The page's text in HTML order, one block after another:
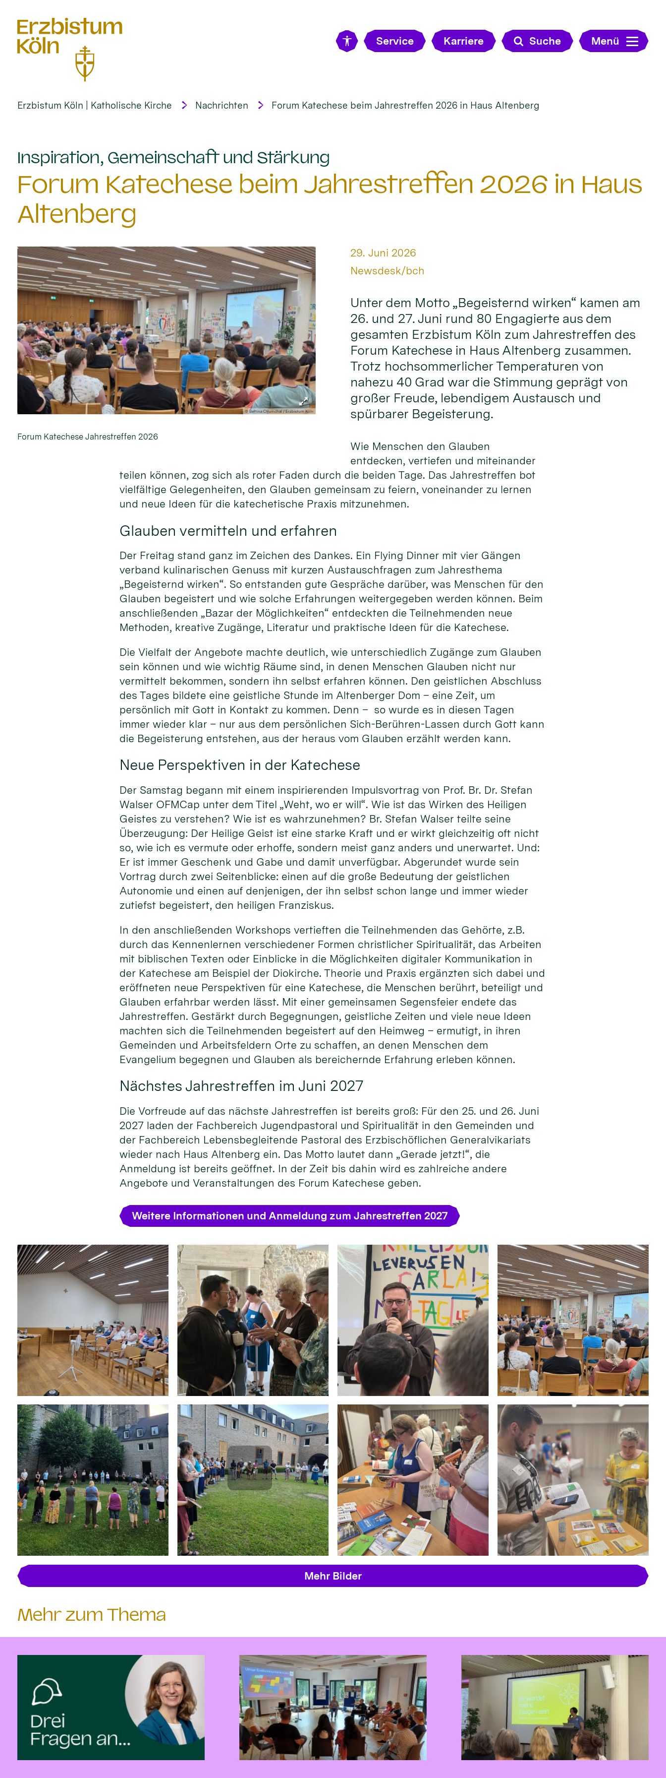
Service Karriere Suche Menü
Erzbistum Köln | Katholische Kirche Nachrichten Forum Katechese beim Jahrestreffen 2026 in Haus Altenberg
Inspiration, Gemeinschaft und Stärkung
Forum Katechese beim Jahrestreffen 2026 in Haus
Altenberg
© Bettina Chumchal / Erzbistum Köln
Forum Katechese Jahrestreffen 2026
Datum:
29. Juni 2026
Von:
Newsdesk/bch
Unter dem Motto „Begeisternd wirken“ kamen am
26. und 27. Juni rund 80 Engagierte aus dem
gesamten Erzbistum Köln zum Jahrestreffen des
Forum Katechese in Haus Altenberg zusammen.
Trotz hochsommerlicher Temperaturen von
nahezu 40 Grad war die Stimmung geprägt von
großer Freude, lebendigem Austausch und
spürbarer Begeisterung.
Wie Menschen den Glauben
entdecken, vertiefen und miteinander
teilen können, zog sich als roter Faden durch die beiden Tage. Das Jahrestreffen bot
vielfältige Gelegenheiten, den Glauben gemeinsam zu feiern, voneinander zu lernen
und neue Ideen für die katechetische Praxis mitzunehmen.
Glauben vermitteln und erfahren
Der Freitag stand ganz im Zeichen des Dankes. Ein Flying Dinner mit vier Gängen
verband kulinarischen Genuss mit kurzen Austauschfragen zum Jahresthema
„Begeisternd wirken“. So entstanden gute Gespräche darüber, was Menschen für den
Glauben begeistert und wie solche Erfahrungen weitergegeben werden können. Beim
anschließenden „Bazar der Möglichkeiten“ entdeckten die Teilnehmenden neue
Methoden, kreative Zugänge, Literatur und praktische Ideen für die Katechese.
Die Vielfalt der Angebote machte deutlich, wie unterschiedlich Zugänge zum Glauben
sein können und wie wichtig Räume sind, in denen Menschen Glauben nicht nur
vermittelt bekommen, sondern ihn selbst erfahren können. Den geistlichen Abschluss
des Tages bildete eine geistliche Stunde im Altenberger Dom – eine Zeit, um
persönlich mit Gott in Kontakt zu kommen. Denn – so wurde es in diesen Tagen
immer wieder klar – nur aus dem persönlichen Sich-Berühren-Lassen durch Gott kann
die Begeisterung entstehen, aus der heraus vom Glauben erzählt werden kann.
Neue Perspektiven in der Katechese
Der Samstag begann mit einem inspirierenden Impulsvortrag von Prof. Br. Dr. Stefan
Walser OFMCap unter dem Titel „Weht, wo er will“. Wie ist das Wirken des Heiligen
Geistes zu verstehen? Wie ist es wahrzunehmen? Br. Stefan Walser teilte seine
Überzeugung: Der Heilige Geist ist eine starke Kraft und er wirkt gleichzeitig oft nicht
so, wie ich es vermute oder erhoffe, sondern meist ganz anders und unerwartet. Und:
Er ist immer Geschenk und Gabe und damit unverfügbar. Abgerundet wurde sein
Vortrag durch zwei Seitenblicke: einen auf die große Bedeutung der geistlichen
Autonomie und einen auf denjenigen, der ihn selbst schon lange und immer wieder
zutiefst begeistert, den heiligen Franziskus.
In den anschließenden Workshops vertieften die Teilnehmenden das Gehörte, z.B.
durch das Kennenlernen verschiedener Formen christlicher Spiritualität, das Arbeiten
mit biblischen Texten oder Einblicke in die Möglichkeiten digitaler Kommunikation in
der Katechese am Beispiel der Diokirche. Theorie und Praxis ergänzten sich dabei und
eröffneten neue Perspektiven für eine Katechese, die Menschen berührt, beteiligt und
Glauben erfahrbar werden lässt. Mit einer gemeinsamen Segensfeier endete das
Jahrestreffen. Gestärkt durch Begegnungen, geistliche Zeiten und viele neue Ideen
machten sich die Teilnehmenden begeistert auf den Heimweg – ermutigt, in ihren
Gemeinden und Arbeitsfeldern Orte zu schaffen, an denen Menschen dem
Evangelium begegnen und Glauben als bereichernde Erfahrung erleben können.
Nächstes Jahrestreffen im Juni 2027
Die Vorfreude auf das nächste Jahrestreffen ist bereits groß: Für den 25. und 26. Juni
2027 laden der Fachbereich Jugendpastoral und Spiritualität in den Gemeinden und
der Fachbereich Lebensbegleitende Pastoral des Erzbischöflichen Generalvikariats
wieder nach Haus Altenberg ein. Das Motto lautet dann „Gerade jetzt!“, die
Anmeldung ist bereits geöffnet. In der Zeit bis dahin wird es zahlreiche andere
Angebote und Veranstaltungen des Forum Katechese geben.
Weitere Informationen und Anmeldung zum Jahrestreffen 2027
Mehr Bilder
Mehr zum Thema